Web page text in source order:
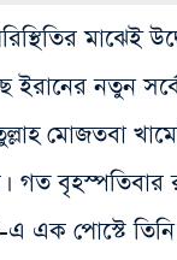
মাঝেই
ইরানের নতুন
মোজতবা
গত বৃহস্পতিবার
এ এক পোস্টে